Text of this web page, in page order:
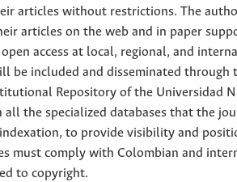
articles without restrictions. The
articles on the web and in paper
access at local, regional, and
be included and disseminated through
Repository of the Universidad
all the specialized databases that the
to provide visibility and
must comply with Colombian and
to copyright.